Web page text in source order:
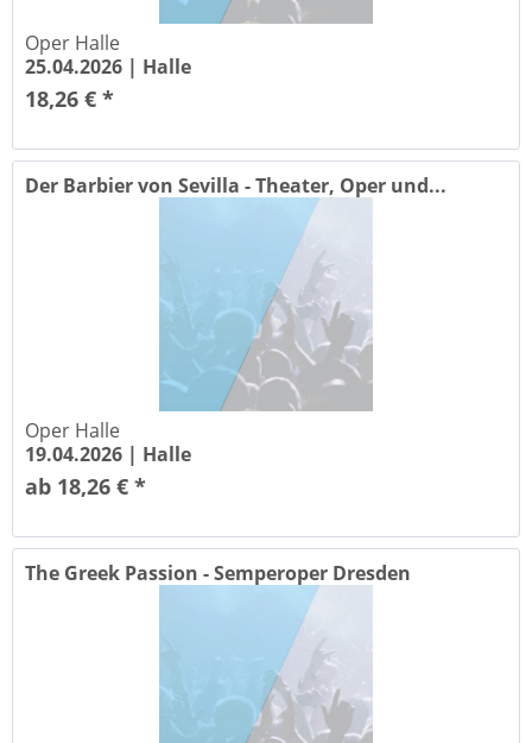
Oper Halle
25.04.2026 | Halle
18,26 € *
Der Barbier von Sevilla - Theater, Oper und...
Oper Halle
19.04.2026 | Halle
ab 18,26 € *
The Greek Passion - Semperoper Dresden